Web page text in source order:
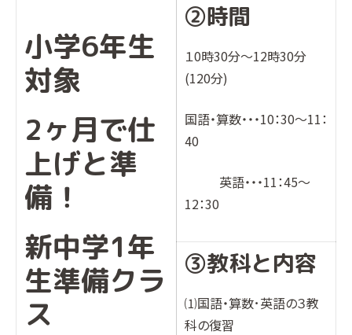
小学6年生
対象
2ヶ月で仕
上げと準
備！
新中学1年
生準備クラ
ス
②時間
１0時30分〜12時30分
(120分)
国語・算数・・・10：30～11：
40
英語・・・11：45～
12：30
③教科と内容
⑴国語・算数･英語の３教
科の復習